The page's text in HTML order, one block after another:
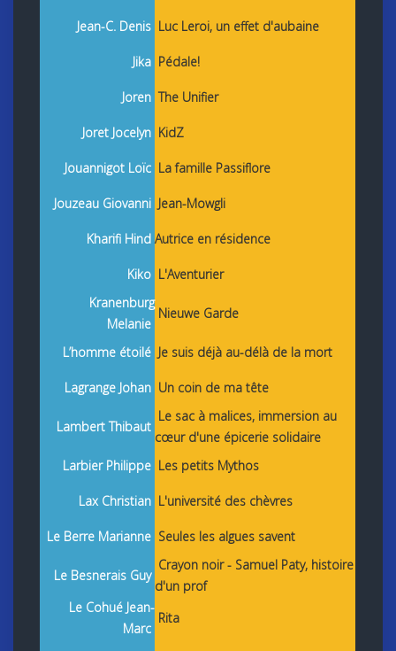
Jean-C. Denis Luc Leroi, un effet d'aubaine
Jika Pédale!
Joren The Unifier
Joret Jocelyn KidZ
Jouannigot Loïc La famille Passiflore
Jouzeau Giovanni Jean-Mowgli
Kharifi Hind Autrice en résidence
Kiko L'Aventurier
Kranenburg
Melanie
Nieuwe Garde
L’homme étoilé Je suis déjà au-délà de la mort
Lagrange Johan Un coin de ma tête
Lambert Thibaut
Le sac à malices, immersion au
cœur d'une épicerie solidaire
Larbier Philippe Les petits Mythos
Lax Christian L'université des chèvres
Le Berre Marianne Seules les algues savent
Le Besnerais Guy
Crayon noir - Samuel Paty, histoire
d'un prof
Le Cohué Jean-
Marc
Rita